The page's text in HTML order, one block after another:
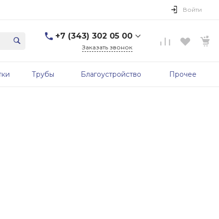
Войти
+7 (343) 302 05 00
г. Екатеринбург, ул.
Заказать звонок
Трубы Благоустройство Прочее